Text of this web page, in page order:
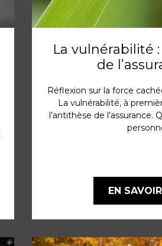
La vulnérabilité
de
Réflexion sur la force
La vulnérabilité, à
l’antithèse de l’assurance.
EN